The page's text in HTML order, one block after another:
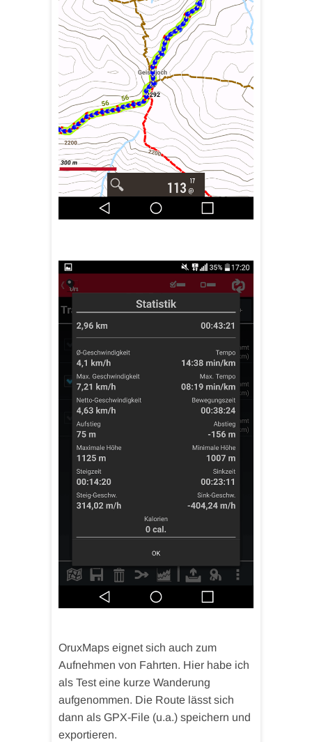
OruxMaps eignet sich auch zum
Aufnehmen von Fahrten. Hier habe ich
als Test eine kurze Wanderung
aufgenommen. Die Route lässt sich
dann als GPX-File (u.a.) speichern und
exportieren.